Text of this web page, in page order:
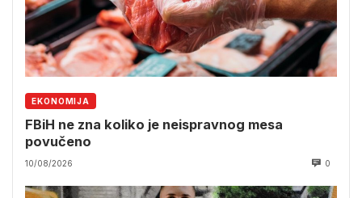
EKONOMIJA
FBiH ne zna koliko je neispravnog mesa
povučeno
10/08/2026 0